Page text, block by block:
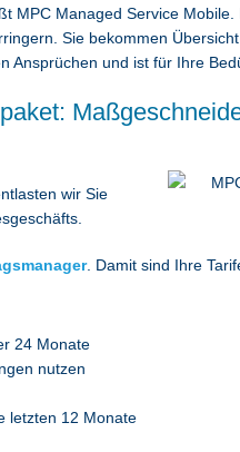
MPC Managed Service
Sie bekommen
Ansprüchen und ist für Ihre
wir Sie
. Damit sind Ihre
24 Monate
nutzen
letzten 12 Monate